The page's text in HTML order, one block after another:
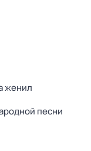
женил
песни